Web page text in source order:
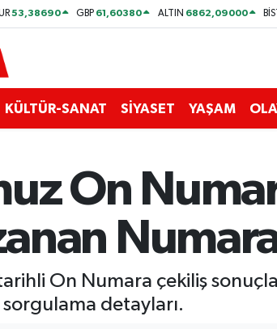
53,38690 GBP 61,60380 ALTIN 6862,09000
KÜLTÜR-SANAT SİYASET YAŞAM
On
On Numara çekiliş
detayları.